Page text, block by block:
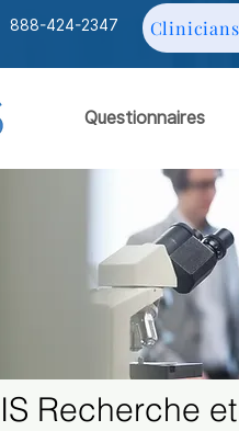
888-424-2347
Questionnaires
Recherche